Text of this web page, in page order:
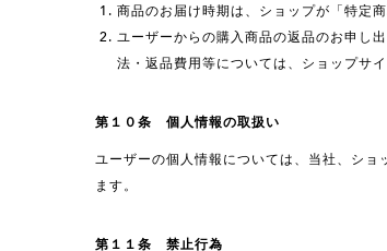
商品のお届け時期は、ショップが「特定
ユーザーからの購入商品の返品のお申し
法・返品費用等については、ショップサ
第１０条 個人情報の取扱い
ユーザーの個人情報については、当社、シ
ます。
第１１条 禁止行為